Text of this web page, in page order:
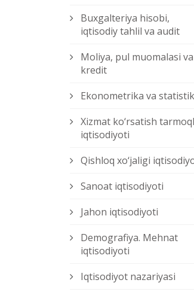
Buxgalteriya hisobi,
iqtisodiy tahlil va audit
Moliya, pul muomalasi va
kredit
Ekonometrika va
Xizmat kо‘rsatish
iqtisodiyoti
Qishloq xо‘jaligi
Sanoat iqtisodiyoti
Jahon iqtisodiyoti
Demografiya. Mehnat
iqtisodiyoti
Iqtisodiyot nazariyasi